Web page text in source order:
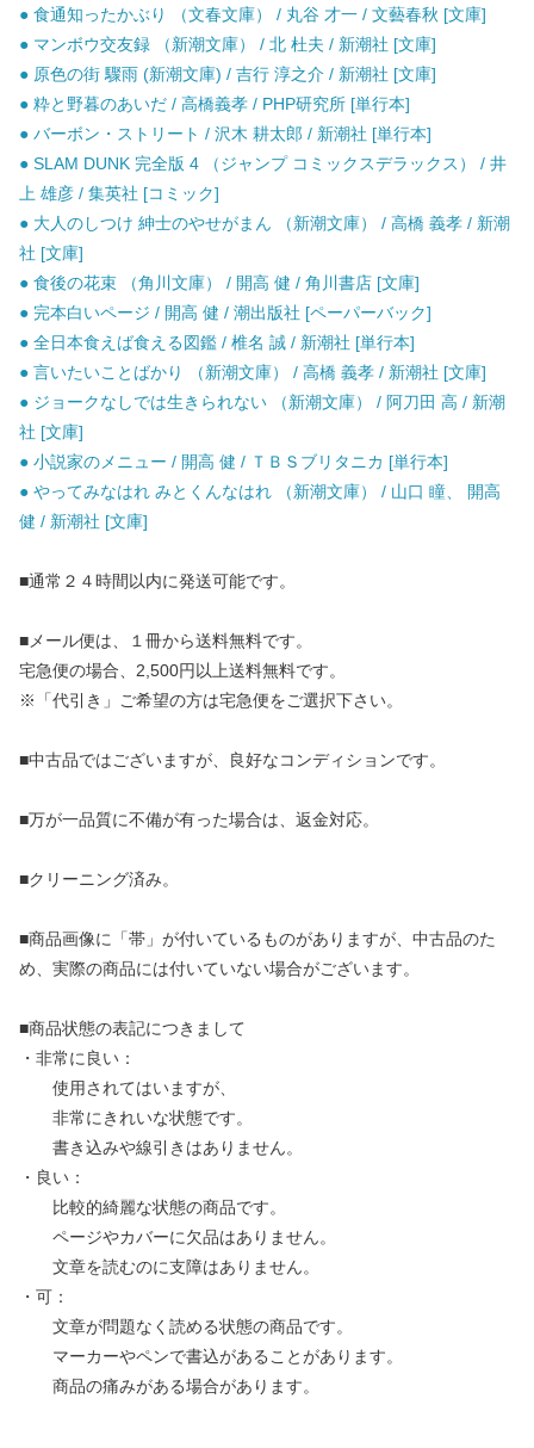
● 食通知ったかぶり （文春文庫） / 丸谷 才一 / 文藝春秋 [文庫]
● マンボウ交友録 （新潮文庫） / 北 杜夫 / 新潮社 [文庫]
● 原色の街 驟雨 (新潮文庫) / 吉行 淳之介 / 新潮社 [文庫]
● 粋と野暮のあいだ / 高橋義孝 / PHP研究所 [単行本]
● バーボン・ストリート / 沢木 耕太郎 / 新潮社 [単行本]
● SLAM DUNK 完全版 4 （ジャンプ コミックスデラックス） / 井
上 雄彦 / 集英社 [コミック]
● 大人のしつけ 紳士のやせがまん （新潮文庫） / 高橋 義孝 / 新潮
社 [文庫]
● 食後の花束 （角川文庫） / 開高 健 / 角川書店 [文庫]
● 完本白いページ / 開高 健 / 潮出版社 [ペーパーバック]
● 全日本食えば食える図鑑 / 椎名 誠 / 新潮社 [単行本]
● 言いたいことばかり （新潮文庫） / 高橋 義孝 / 新潮社 [文庫]
● ジョークなしでは生きられない （新潮文庫） / 阿刀田 高 / 新潮
社 [文庫]
● 小説家のメニュー / 開高 健 / ＴＢＳブリタニカ [単行本]
● やってみなはれ みとくんなはれ （新潮文庫） / 山口 瞳、 開高
健 / 新潮社 [文庫]
■通常２４時間以内に発送可能です。
■メール便は、１冊から送料無料です。
宅急便の場合、2,500円以上送料無料です。
※「代引き」ご希望の方は宅急便をご選択下さい。
■中古品ではございますが、良好なコンディションです。
■万が一品質に不備が有った場合は、返金対応。
■クリーニング済み。
■商品画像に「帯」が付いているものがありますが、中古品のた
め、実際の商品には付いていない場合がございます。
■商品状態の表記につきまして
・非常に良い：
使用されてはいますが、
非常にきれいな状態です。
書き込みや線引きはありません。
・良い：
比較的綺麗な状態の商品です。
ページやカバーに欠品はありません。
文章を読むのに支障はありません。
・可：
文章が問題なく読める状態の商品です。
マーカーやペンで書込があることがあります。
商品の痛みがある場合があります。